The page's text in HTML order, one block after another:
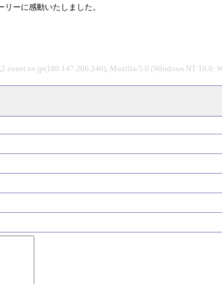
ーに感動いたしました。
Mozilla/5.0 (Windows NT 10.0;